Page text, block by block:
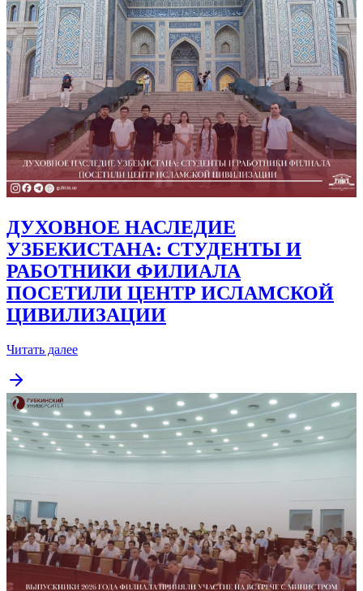
ДУХОВНОЕ НАСЛЕДИЕ
УЗБЕКИСТАНА: СТУДЕНТЫ И
РАБОТНИКИ ФИЛИАЛА
ПОСЕТИЛИ ЦЕНТР ИСЛАМСКОЙ
ЦИВИЛИЗАЦИИ
Читать далее